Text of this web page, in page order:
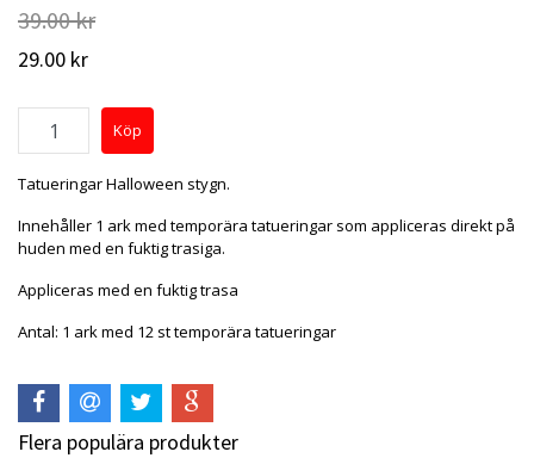
39.00 kr
29.00 kr
Tatueringar Halloween stygn.
Innehåller 1 ark med temporära tatueringar som appliceras direkt på
huden med en fuktig trasiga.
Appliceras med en fuktig trasa
Antal: 1 ark med 12 st temporära tatueringar
Flera populära produkter